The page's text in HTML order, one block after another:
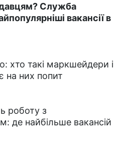
Служба
вакансії в
хто такі маркшейдери і
на них попит
роботу з
де найбільше вакансій